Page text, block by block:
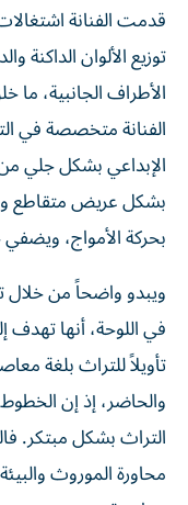
قدمت الفنانة
توزيع الألوان الداكنة
الأطراف الجانبية، ما
الفنانة متخصصة في
الإبداعي بشكل جلي
بشكل عريض متقاطع
بحركة الأمواج،
ويبدو واضحاً من خلال
في اللوحة، أنها تهدف
تأويلاً للتراث بلغة
والحاضر، إذ إن الخطوط
التراث بشكل مبتكر.
محاورة الموروث